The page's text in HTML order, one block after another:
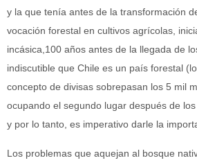
y la que tenía antes de la transformación
vocación forestal en cultivos agrícolas,
incásica,100 años antes de la llegada de
indiscutible que Chile es un país forestal
concepto de divisas sobrepasan los 5 mil
ocupando el segundo lugar después de
y por lo tanto, es imperativo darle la
Los problemas que aquejan al bosque